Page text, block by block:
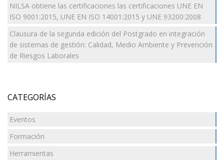
NILSA obtiene las certificaciones las certificaciones UNE EN
ISO 9001:2015, UNE EN ISO 14001:2015 y UNE 93200:2008
Clausura de la segunda edición del Postgrado en integración
de sistemas de gestión: Calidad, Medio Ambiente y Prevención
de Riesgos Laborales
CATEGORÍAS
Eventos
Formación
Herramientas